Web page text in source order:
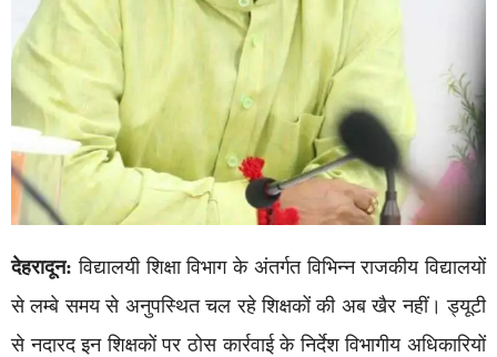
देहरादून:विद्यालयी शिक्षा विभाग के अंतर्गत विभिन्न राजकीय विद्यालयों
से लम्बे समय से अनुपस्थित चल रहे शिक्षकों की अब खैर नहीं। ड्यूटी
से नदारद इन शिक्षकों पर ठोस कार्रवाई के निर्देश विभागीय अधिकारियों